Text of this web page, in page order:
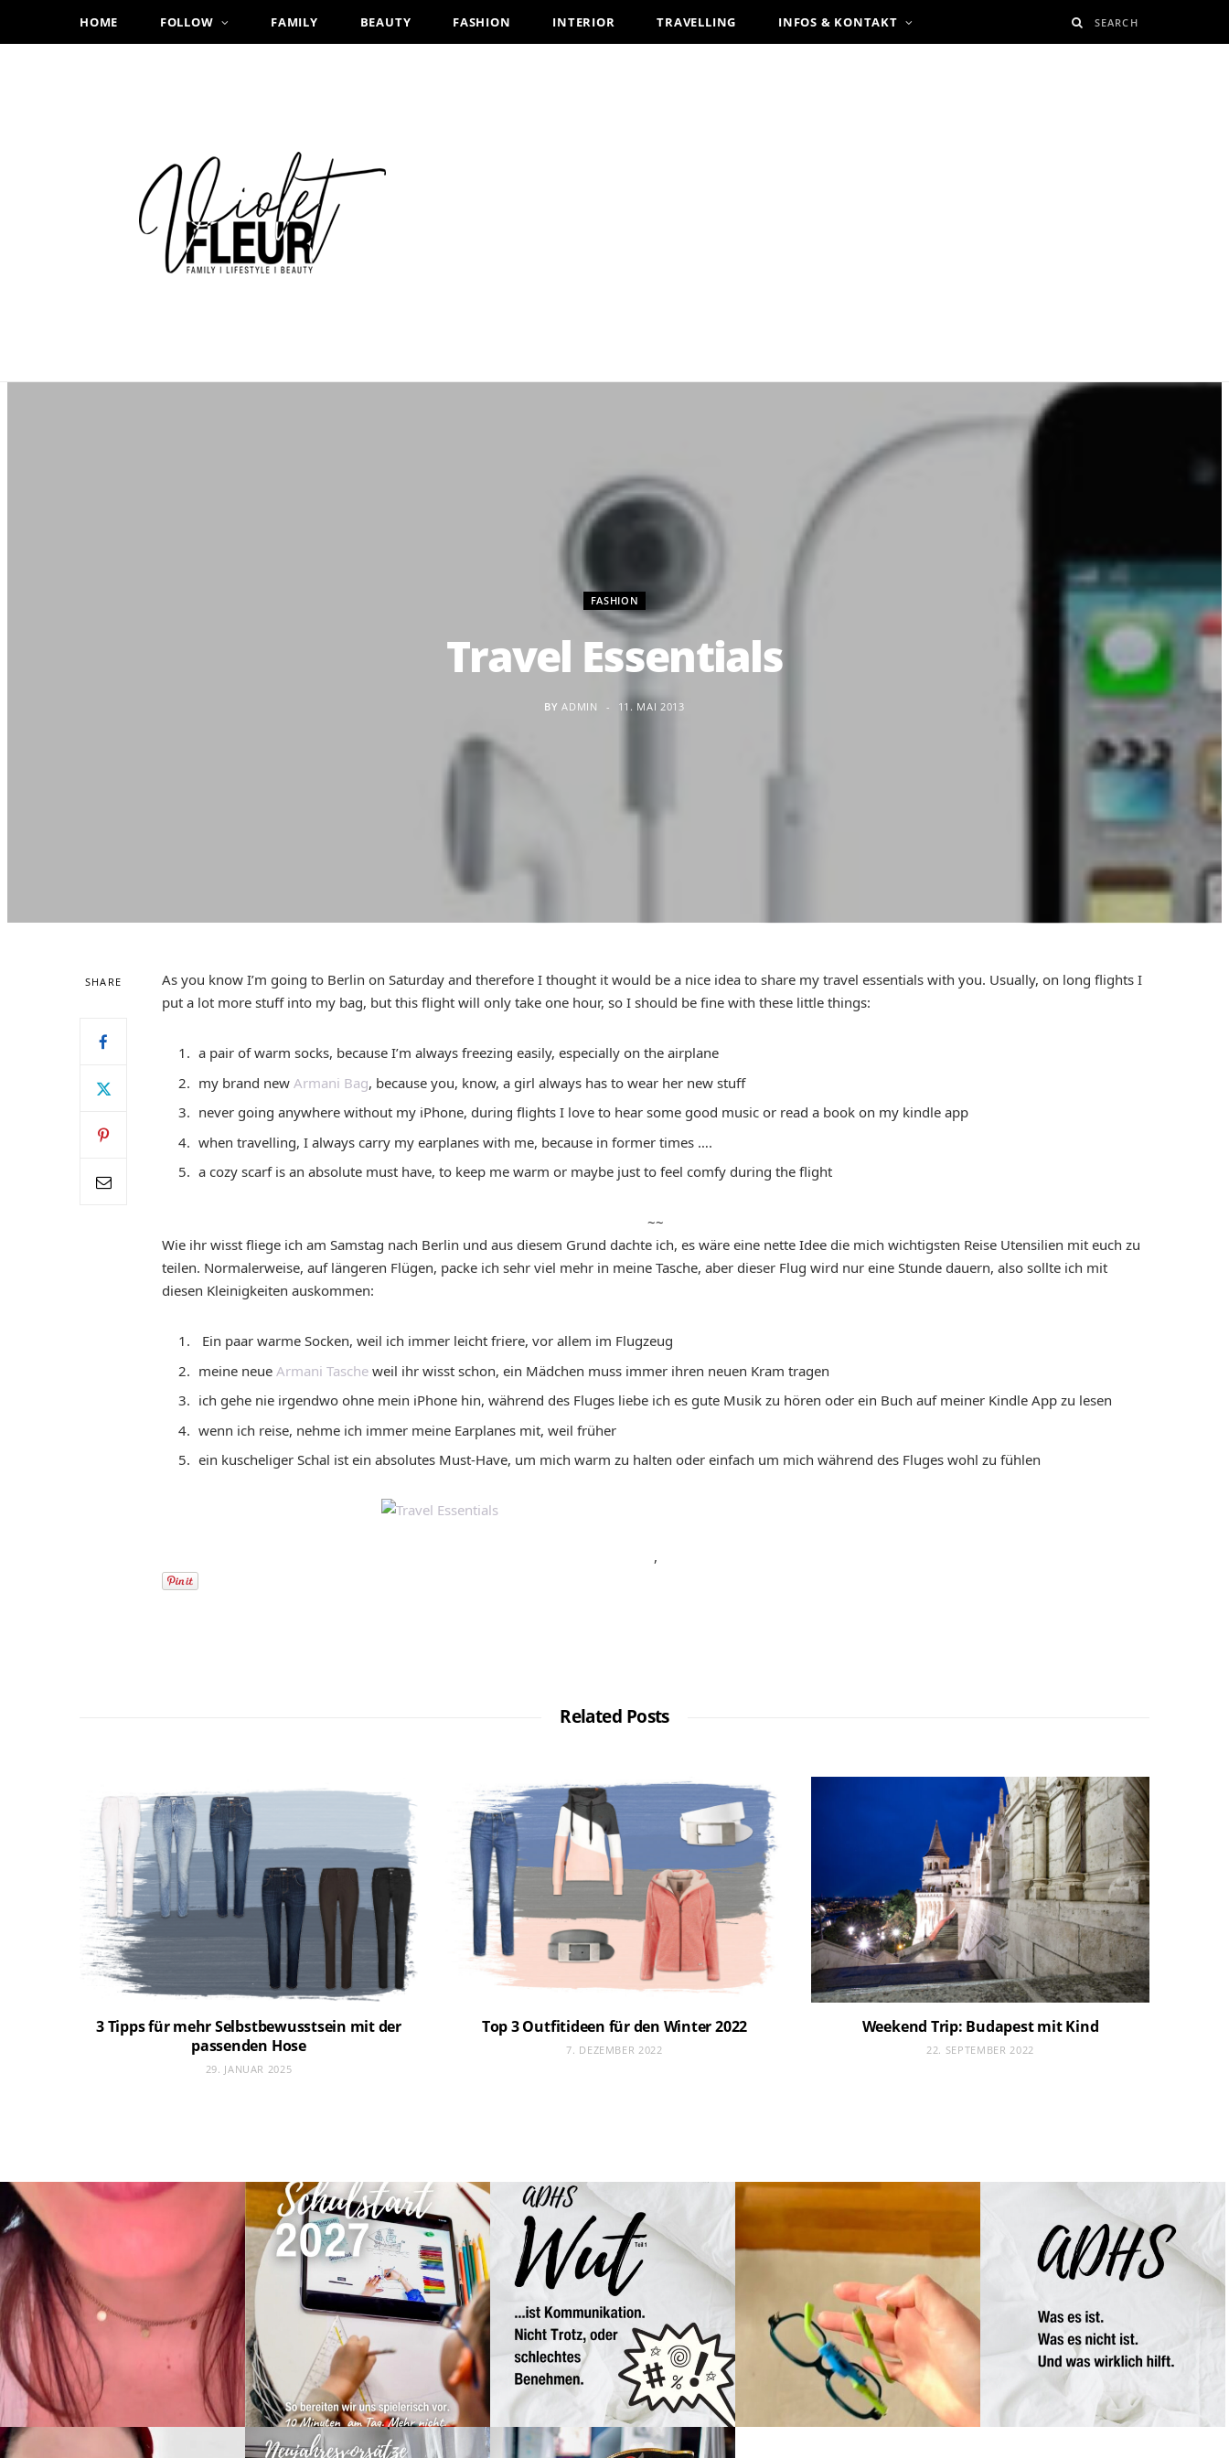
HOME FOLLOW FAMILY BEAUTY FASHION INTERIOR TRAVELLING INFOS & KONTAKT
FASHION
Travel Essentials
BY ADMIN 11. MAI 2013
SHARE
As you know I’m going to Berlin on Saturday and therefore I thought it would be a nice idea to share my travel essentials with you. Usually, on long flights I
put a lot more stuff into my bag, but this flight will only take one hour, so I should be fine with these little things:
a pair of warm socks, because I’m always freezing easily, especially on the airplane
my brand new Armani Bag, because you, know, a girl always has to wear her new stuff
never going anywhere without my iPhone, during flights I love to hear some good music or read a book on my kindle app
when travelling, I always carry my earplanes with me, because in former times ….
a cozy scarf is an absolute must have, to keep me warm or maybe just to feel comfy during the flight
~~
Wie ihr wisst fliege ich am Samstag nach Berlin und aus diesem Grund dachte ich, es wäre eine nette Idee die mich wichtigsten Reise Utensilien mit euch zu
teilen. Normalerweise, auf längeren Flügen, packe ich sehr viel mehr in meine Tasche, aber dieser Flug wird nur eine Stunde dauern, also sollte ich mit
diesen Kleinigkeiten auskommen:
Ein paar warme Socken, weil ich immer leicht friere, vor allem im Flugzeug
meine neue Armani Tasche weil ihr wisst schon, ein Mädchen muss immer ihren neuen Kram tragen
ich gehe nie irgendwo ohne mein iPhone hin, während des Fluges liebe ich es gute Musik zu hören oder ein Buch auf meiner Kindle App zu lesen
wenn ich reise, nehme ich immer meine Earplanes mit, weil früher
ein kuscheliger Schal ist ein absolutes Must-Have, um mich warm zu halten oder einfach um mich während des Fluges wohl zu fühlen
,
Related Posts
3 Tipps für mehr Selbstbewusstsein mit der
passenden Hose
29. JANUAR 2025
Top 3 Outfitideen für den Winter 2022
7. DEZEMBER 2022
Weekend Trip: Budapest mit Kind
22. SEPTEMBER 2022